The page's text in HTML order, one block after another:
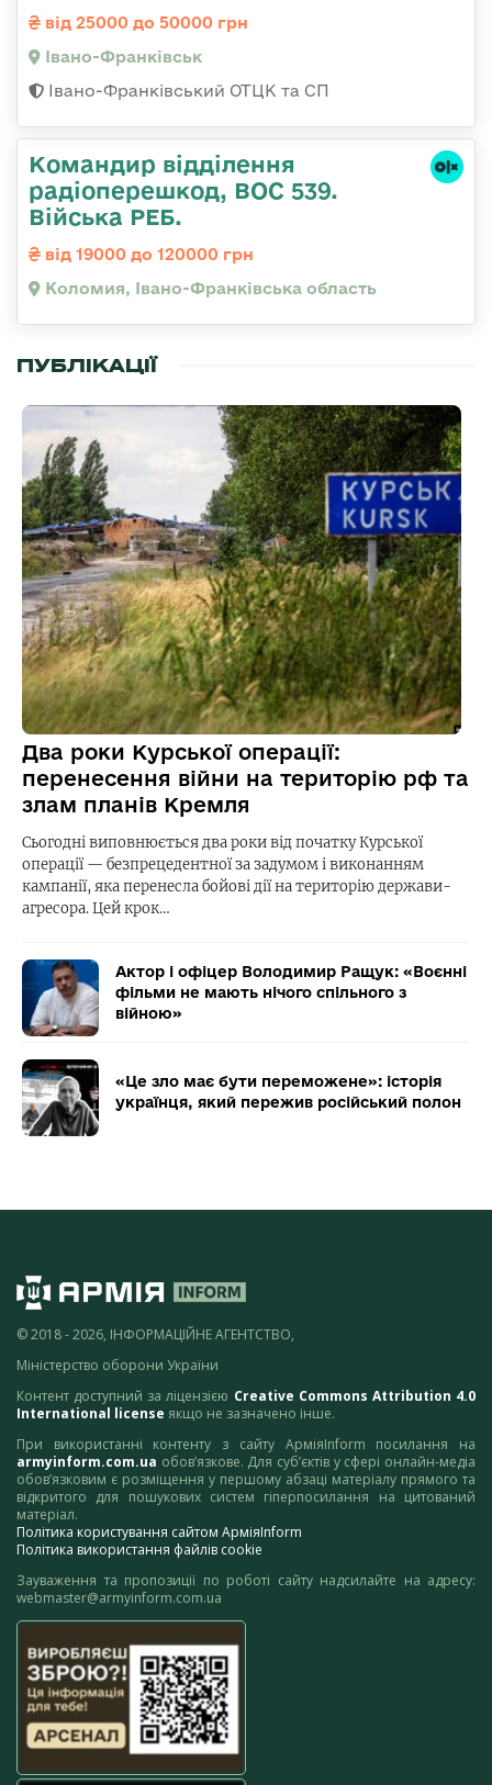
від 25000 до 50000 грн
Івано-Франківськ
Івано-Франківський ОТЦК та СП
Командир відділення
радіоперешкод, ВОС 539.
Війська РЕБ.
від 19000 до 120000 грн
Коломия, Івано-Франківська область
ПУБЛІКАЦІЇ
Два роки Курської операції:
перенесення війни на територію рф та
злам планів Кремля
Сьогодні виповнюється два роки від початку Курської
операції — безпрецедентної за задумом і виконанням
кампанії, яка перенесла бойові дії на територію держави-
агресора. Цей крок…
Актор і офіцер Володимир Ращук: «Воєнні
фільми не мають нічого спільного з
війною»
«Це зло має бути переможене»: історія
українця, який пережив російський полон
© 2018 - 2026, ІНФОРМАЦІЙНЕ АГЕНТСТВО,
Міністерство оборони України
Контент доступний за ліцензією Creative Commons Attribution 4.0
International license якщо не зазначено інше.
При використанні контенту з сайту АрміяInform посилання на
armyinform.com.ua обов’язкове. Для суб’єктів у сфері онлайн-медіа
обов’язковим є розміщення у першому абзаці матеріалу прямого та
відкритого для пошукових систем гіперпосилання на цитований
матеріал.
Політика користування сайтом АрміяInform
Політика використання файлів cookie
Зауваження та пропозиції по роботі сайту надсилайте на адресу:
webmaster@armyinform.com.ua